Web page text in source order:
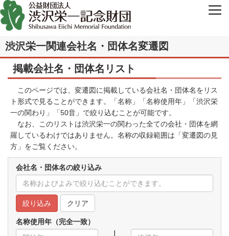
渋沢栄一関連会社名・団体名変遷図
掲載会社名・団体名リスト
このページでは、変遷図に掲載している会社名・団体名をリス
ト形式で見ることができます。「名称」「名称使用年」「渋沢栄
一の関わり」「50音」で絞り込むことが可能です。
なお、このリストは渋沢栄一の関わった全ての会社・団体を網
羅しているわけではありません。名称の収録範囲は「変遷図の見
方 」をご覧ください。
会社名・団体名の絞り込み
クリア
名称使用年（完全一致）